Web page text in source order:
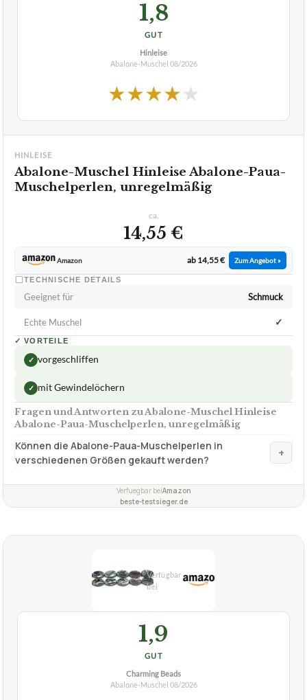
1,8
GUT
Hinleise
Abalone-Muschel 08/2026
★★★★★
HINLEISE
Abalone-Muschel Hinleise Abalone-Paua-
Muschelperlen, unregelmäßig
ca.
14,55 €
Amazon ab 14,55 € Zum Angebot »
TECHNISCHE DETAILS
Geeignet für Schmuck
Echte Muschel ✓
✓ VORTEILE
✓ vorgeschliffen
✓ mit Gewindelöchern
Fragen und Antworten zu Abalone-Muschel Hinleise
Abalone-Paua-Muschelperlen, unregelmäßig
Können die Abalone-Paua-Muschelperlen in
verschiedenen Größen gekauft werden?
+
Verfuegbar beiAmazon
beste-testsieger.de
1,9
GUT
Charming Beads
Abalone-Muschel 08/2026